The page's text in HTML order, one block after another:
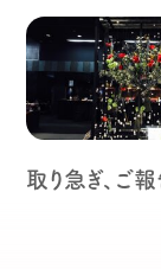
取り急ぎ、ご